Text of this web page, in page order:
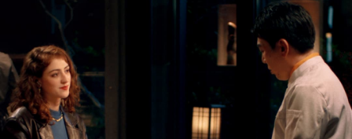
Intérprete por
IA
Comunícate como un
nativo
Borrado mágico
Pro por IA
perfectamente las
"Imperfecciones"